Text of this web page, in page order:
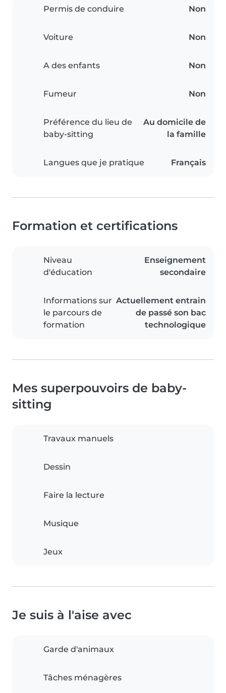
Permis de conduire Non
Voiture Non
A des enfants Non
Fumeur Non
Préférence du lieu de
baby-sitting
Au domicile de
la famille
Langues que je pratique Français
Formation et certifications
Niveau
d'éducation
Enseignement
secondaire
Informations sur
le parcours de
formation
Actuellement entrain
de passé son bac
technologique
Mes superpouvoirs de baby-
sitting
Travaux manuels
Dessin
Faire la lecture
Musique
Jeux
Je suis à l'aise avec
Garde d'animaux
Tâches ménagères